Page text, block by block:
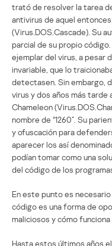
trató de resolver la tarea
antivirus de aquel
(Virus.DOS.Cascade). Su
parcial de su propio
ejemplar del virus, a pesar
invariable, que lo
detectasen. Sin embargo,
virus y dos años más tarde
Chameleon
nombre de “1260”. Su
y ofuscación para
aparecer los así
podían tomar como una
del código de los
En este punto es
código es una forma de
maliciosos y cómo
Hasta estos últimos años